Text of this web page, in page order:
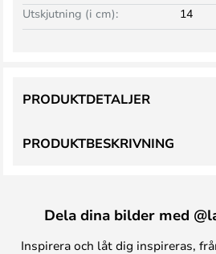
Utskjutning (i cm): 14
PRODUKTBESKRIVNING
PRODUKTDETALJER
Dela dina bilder med
Inspirera och låt dig inspireras,